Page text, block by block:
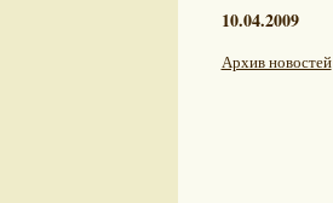
10.04.2009
Архив новостей